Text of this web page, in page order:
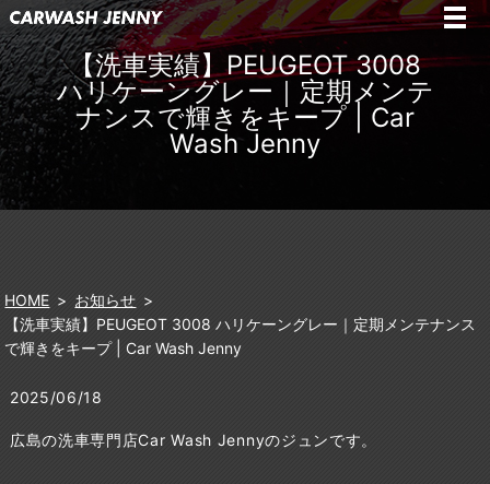
【洗車実績】PEUGEOT 3008
ハリケーングレー｜定期メンテ
ナンスで輝きをキープ | Car
Wash Jenny
HOME
お知らせ
【洗車実績】PEUGEOT 3008 ハリケーングレー｜定期メンテナンス
で輝きをキープ | Car Wash Jenny
2025/06/18
広島の洗車専門店Car Wash Jennyのジュンです。